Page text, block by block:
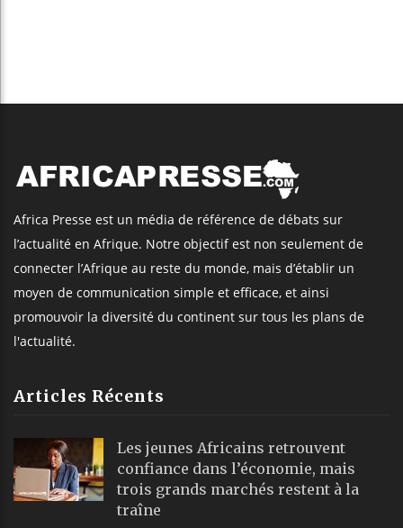
Africa Presse est un média de référence de débats sur
l’actualité en Afrique. Notre objectif est non seulement de
connecter l’Afrique au reste du monde, mais d’établir un
moyen de communication simple et efficace, et ainsi
promouvoir la diversité du continent sur tous les plans de
l'actualité.
Articles Récents
Les jeunes Africains retrouvent
confiance dans l’économie, mais
trois grands marchés restent à la
traîne